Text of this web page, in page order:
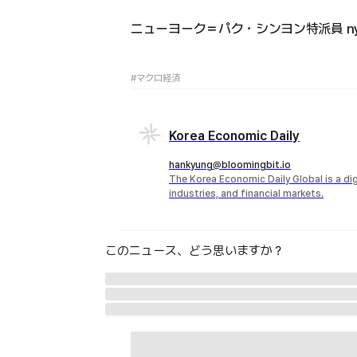
ニューヨーク＝パク・シンヨン特派員
#マクロ経済
Korea Economic Daily
hankyung@bloomingbit.io
The Korea Economic Daily Global is a
industries, and financial markets.
このニュース、どう思いますか？